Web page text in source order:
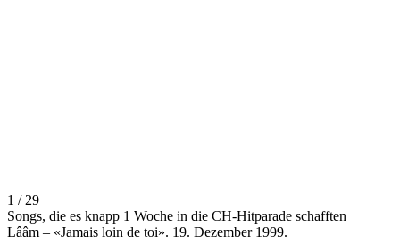
1 / 29
Songs, die es knapp 1 Woche in die CH-Hitparade schafften
Lââm – «Jamais loin de toi». 19. Dezember 1999.